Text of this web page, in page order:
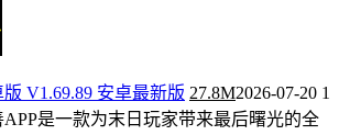
V1.69.89 安卓最新版 27.8M2026-07-20 1
是一款为末日玩家带来最后曙光的全